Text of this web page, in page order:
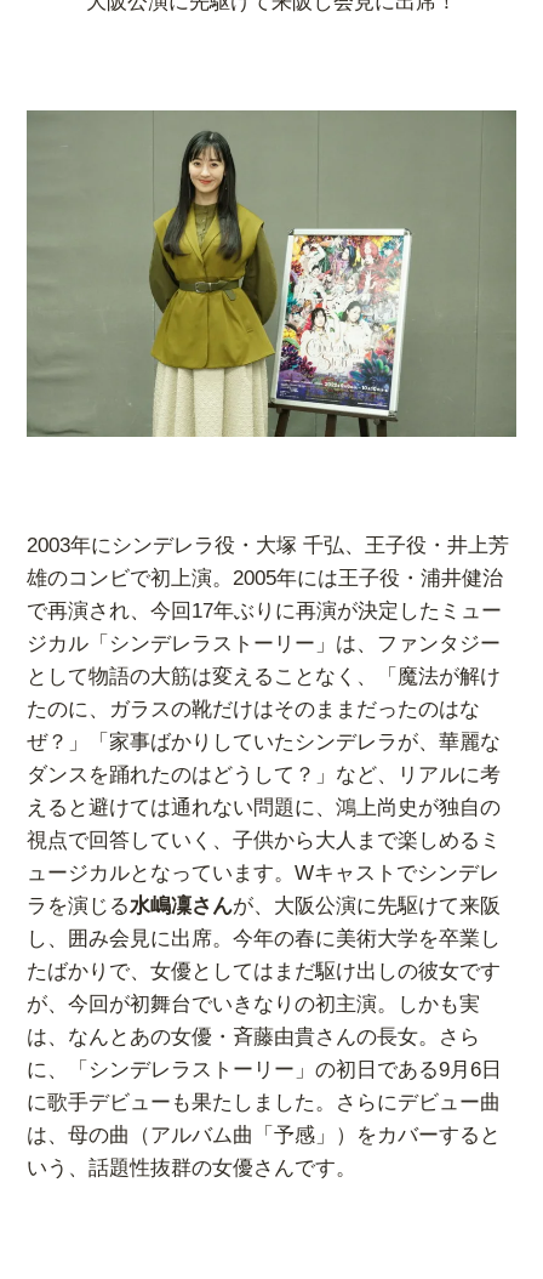
2003年にシンデレラ役・大塚 千弘、王子役・井上芳
雄のコンビで初上演。2005年には王子役・浦井健治
で再演され、今回17年ぶりに再演が決定したミュー
ジカル「シンデレラストーリー」は、ファンタジー
として物語の大筋は変えることなく、「魔法が解け
たのに、ガラスの靴だけはそのままだったのはな
ぜ？」「家事ばかりしていたシンデレラが、華麗な
ダンスを踊れたのはどうして？」など、リアルに考
えると避けては通れない問題に、鴻上尚史が独自の
視点で回答していく、子供から大人まで楽しめるミ
ュージカルとなっています。Wキャストでシンデレ
ラを演じる水嶋凜さんが、大阪公演に先駆けて来阪
し、囲み会見に出席。今年の春に美術大学を卒業し
たばかりで、女優としてはまだ駆け出しの彼女です
が、今回が初舞台でいきなりの初主演。しかも実
は、なんとあの女優・斉藤由貴さんの長女。さら
に、「シンデレラストーリー」の初日である9月6日
に歌手デビューも果たしました。さらにデビュー曲
は、母の曲（アルバム曲「予感」）をカバーすると
いう、話題性抜群の女優さんです。